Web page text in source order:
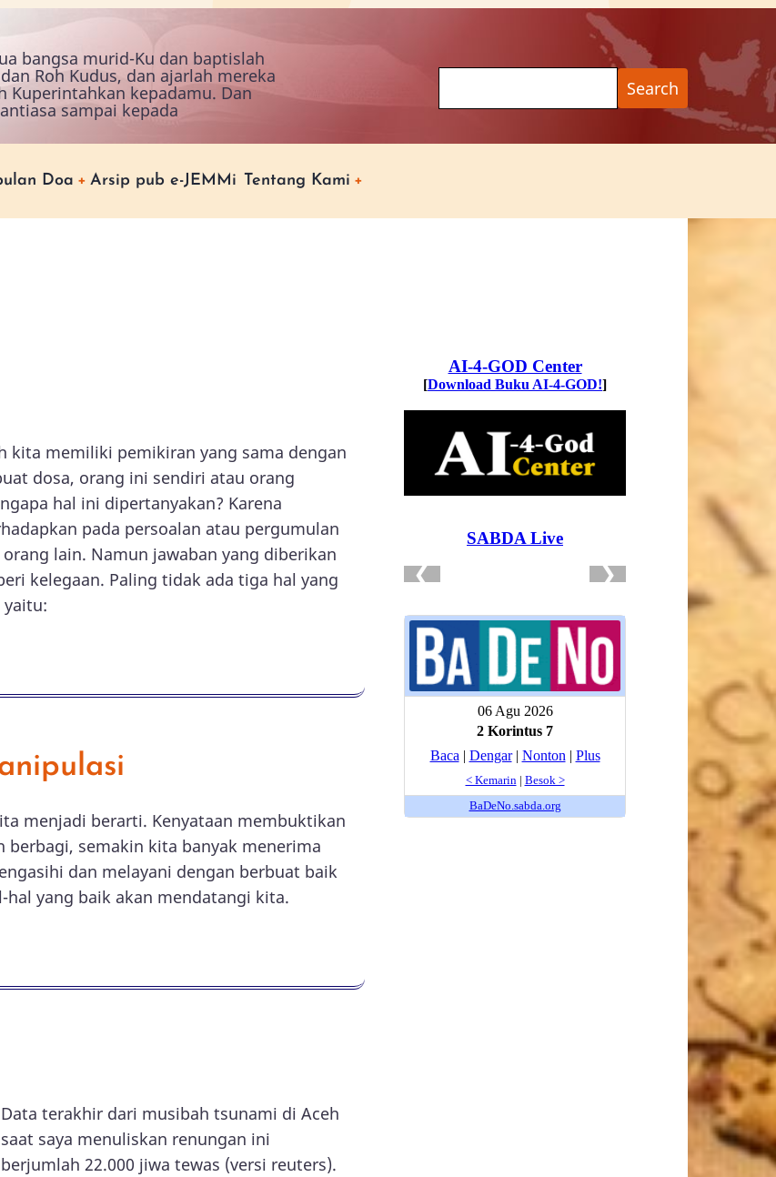
bangsa murid-Ku dan baptislah
Roh Kudus, dan ajarlah mereka
Kuperintahkan kepadamu. Dan
sampai kepada
Doa Arsip pub e-JEMMi Tentang Kami
kita memiliki pemikiran yang sama dengan
dosa, orang ini sendiri atau orang
hal ini dipertanyakan? Karena
pada persoalan atau pergumulan
lain. Namun jawaban yang diberikan
kelegaan. Paling tidak ada tiga hal yang
menjadi berarti. Kenyataan membuktikan
semakin kita banyak menerima
dan melayani dengan berbuat baik
hal yang baik akan mendatangi kita.
Data terakhir dari musibah tsunami di Aceh
saat saya menuliskan renungan ini
berjumlah 22.000 jiwa tewas (versi reuters).